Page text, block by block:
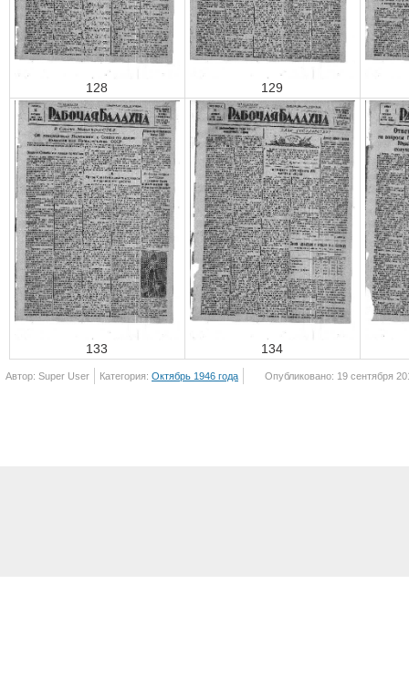
128 129
133 134
Автор: Super User Категория: Октябрь 1946 года Опубликовано: 19 сентября